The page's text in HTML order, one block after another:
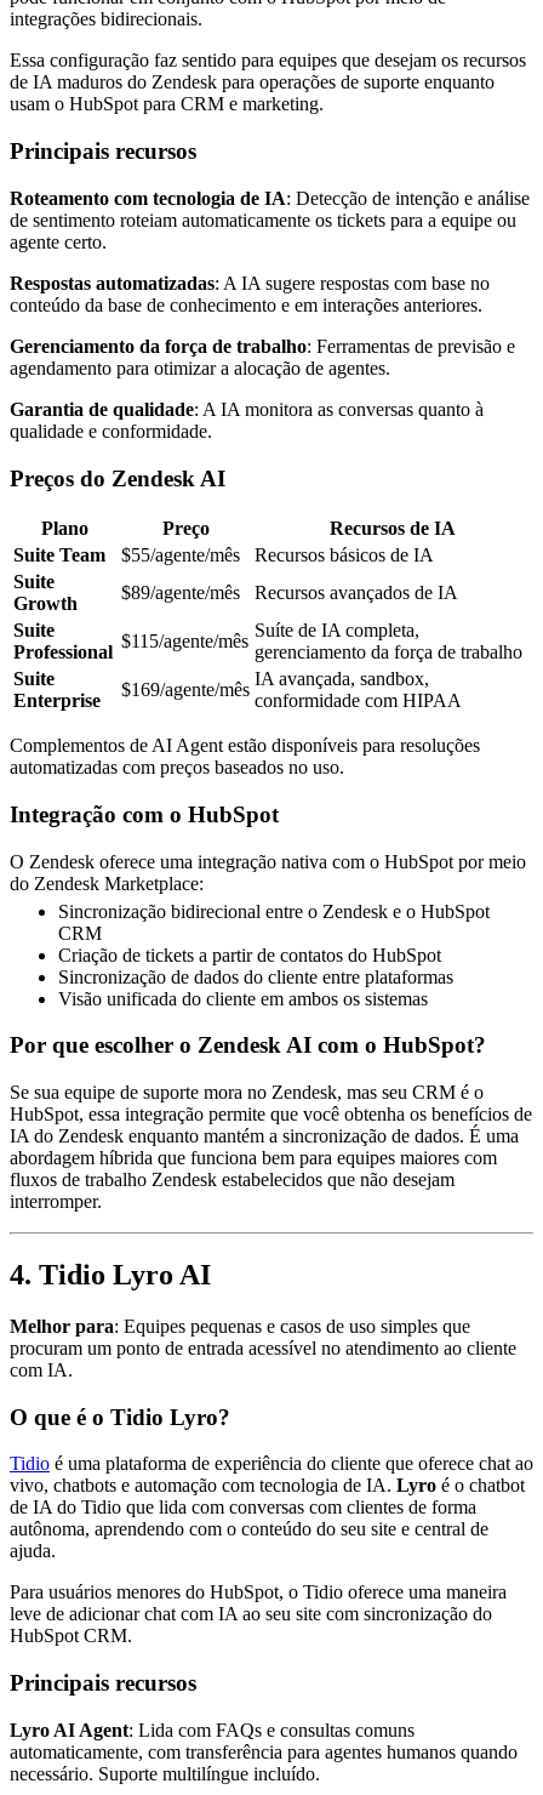
integrações bidirecionais.
Essa configuração faz sentido para equipes que desejam os recursos
de IA maduros do Zendesk para operações de suporte enquanto
usam o HubSpot para CRM e marketing.
Principais recursos
Roteamento com tecnologia de IA: Detecção de intenção e análise
de sentimento roteiam automaticamente os tickets para a equipe ou
agente certo.
Respostas automatizadas: A IA sugere respostas com base no
conteúdo da base de conhecimento e em interações anteriores.
Gerenciamento da força de trabalho: Ferramentas de previsão e
agendamento para otimizar a alocação de agentes.
Garantia de qualidade: A IA monitora as conversas quanto à
qualidade e conformidade.
Preços do Zendesk AI
Plano Preço
Recursos de IA
Suite Team
$55/agente/mês
Recursos básicos de IA
Suite
Growth
$89/agente/mês
Recursos avançados de IA
Suite
Professional
$115/agente/mês
Suíte de IA completa,
gerenciamento da força de trabalho
Suite
Enterprise
$169/agente/mês
IA avançada, sandbox,
conformidade com HIPAA
Complementos de AI Agent estão disponíveis para resoluções
automatizadas com preços baseados no uso.
Integração com o HubSpot
O Zendesk oferece uma integração nativa com o HubSpot por meio
do Zendesk Marketplace:
Sincronização bidirecional entre o Zendesk e o HubSpot
CRM
Criação de tickets a partir de contatos do HubSpot
Sincronização de dados do cliente entre plataformas
Visão unificada do cliente em ambos os sistemas
Por que escolher o Zendesk AI com o HubSpot?
Se sua equipe de suporte mora no Zendesk, mas seu CRM é o
HubSpot, essa integração permite que você obtenha os benefícios de
IA do Zendesk enquanto mantém a sincronização de dados. É uma
abordagem híbrida que funciona bem para equipes maiores com
fluxos de trabalho Zendesk estabelecidos que não desejam
interromper.
4. Tidio Lyro AI
Melhor para: Equipes pequenas e casos de uso simples que
procuram um ponto de entrada acessível no atendimento ao cliente
com IA.
O que é o Tidio Lyro?
Tidio é uma plataforma de experiência do cliente que oferece chat ao
vivo, chatbots e automação com tecnologia de IA. Lyro é o chatbot
de IA do Tidio que lida com conversas com clientes de forma
autônoma, aprendendo com o conteúdo do seu site e central de
ajuda.
Para usuários menores do HubSpot, o Tidio oferece uma maneira
leve de adicionar chat com IA ao seu site com sincronização do
HubSpot CRM.
Principais recursos
Lyro AI Agent: Lida com FAQs e consultas comuns
automaticamente, com transferência para agentes humanos quando
necessário. Suporte multilíngue incluído.